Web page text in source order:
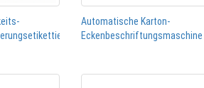
Automatische Karton-
Eckenbeschriftungsmaschine